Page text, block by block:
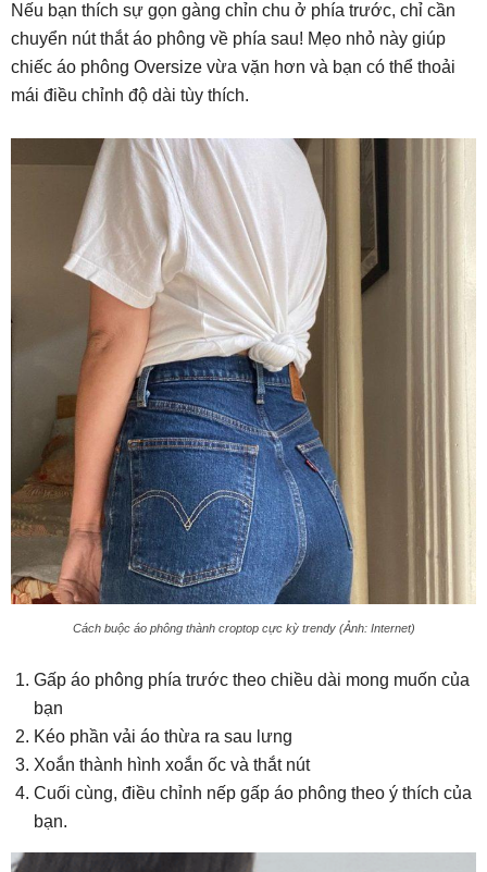
Nếu bạn thích sự gọn gàng chỉn chu ở phía trước, chỉ cần
chuyển nút thắt áo phông về phía sau! Mẹo nhỏ này giúp
chiếc áo phông Oversize vừa vặn hơn và bạn có thể thoải
mái điều chỉnh độ dài tùy thích.
Cách buộc áo phông thành croptop cực kỳ trendy (Ảnh: Internet)
Gấp áo phông phía trước theo chiều dài mong muốn của
bạn
Kéo phần vải áo thừa ra sau lưng
Xoắn thành hình xoắn ốc và thắt nút
Cuối cùng, điều chỉnh nếp gấp áo phông theo ý thích của
bạn.